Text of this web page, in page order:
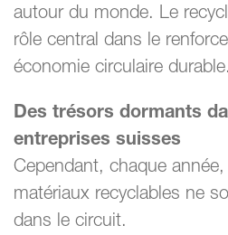
autour du monde. Le
rôle central dans le
économie circulaire durable.
Des trésors dormants
entreprises suisses
Cependant, chaque
matériaux recyclables ne
dans le circuit.